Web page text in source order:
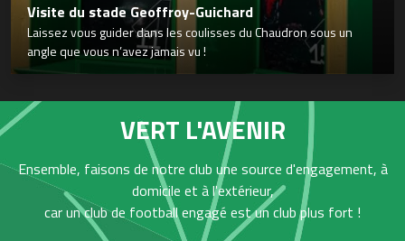
Visite du stade Geoffroy-Guichard
Laissez vous guider dans les coulisses du Chaudron sous un
angle que vous n’avez jamais vu !
VERT L'AVENIR
Ensemble, faisons de notre club une source d'engagement, à
domicile et à l'extérieur,
car un club de football engagé est un club plus fort !